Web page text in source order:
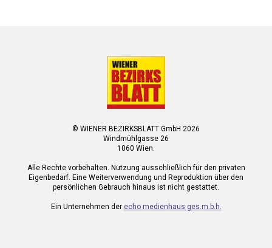
© WIENER BEZIRKSBLATT GmbH 2026
Windmühlgasse 26
1060 Wien.
Alle Rechte vorbehalten. Nutzung ausschließlich für den privaten
Eigenbedarf. Eine Weiterverwendung und Reproduktion über den
persönlichen Gebrauch hinaus ist nicht gestattet.
Ein Unternehmen der echo medienhaus ges.m.b.h.